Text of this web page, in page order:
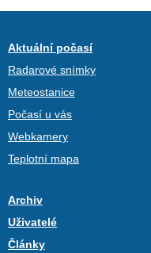
Aktuální počasí
Radarové snímky
Meteostanice
Počasí u vás
Webkamery
Teplotní mapa
Archiv
Uživatelé
Články